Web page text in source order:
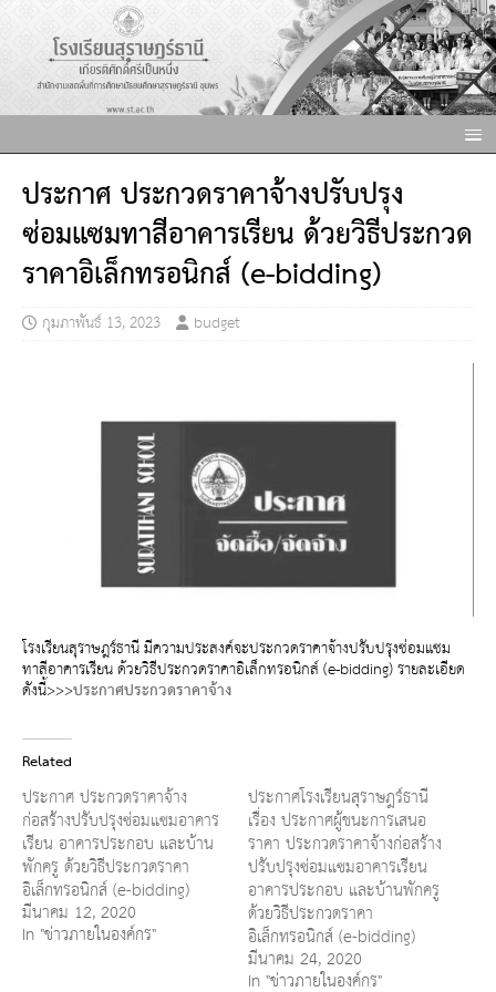
ประกาศ ประกวดราคาจ้างปรับปรุง
ซ่อมแซมทาสีอาคารเรียน ด้วยวิธีประกวด
ราคาอิเล็กทรอนิกส์ (e-bidding)
กุมภาพันธ์ 13, 2023 budget
โรงเรียนสุราษฎร์ธานี มีความประสงค์จะประกวดราคาจ้างปรับปรุงซ่อมแซม
ทาสีอาคารเรียน ด้วยวิธีประกวดราคาอิเล็กทรอนิกส์ (e-bidding) รายละเอียด
ดังนี้>>>ประกาศประกวดราคาจ้าง
Related
ประกาศ ประกวดราคาจ้าง
ก่อสร้างปรับปรุงซ่อมแซมอาคาร
เรียน อาคารประกอบ และบ้าน
พักครู ด้วยวิธีประกวดราคา
อิเล็กทรอนิกส์ (e-bidding)
มีนาคม 12, 2020
In "ข่าวภายในองค์กร"
ประกาศโรงเรียนสุราษฎร์ธานี
เรื่อง ประกาศผู้ชนะการเสนอ
ราคา ประกวดราคาจ้างก่อสร้าง
ปรับปรุงซ่อมแซมอาคารเรียน
อาคารประกอบ และบ้านพักครู
ด้วยวิธีประกวดราคา
อิเล็กทรอนิกส์ (e-bidding)
มีนาคม 24, 2020
In "ข่าวภายในองค์กร"